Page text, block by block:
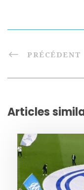
PRÉCÉDENT
Articles